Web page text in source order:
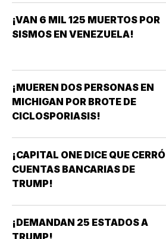
¡VAN 6 MIL 125 MUERTOS POR
SISMOS EN VENEZUELA!
¡MUEREN DOS PERSONAS EN
MICHIGAN POR BROTE DE
CICLOSPORIASIS!
¡CAPITAL ONE DICE QUE CERRÓ
CUENTAS BANCARIAS DE
TRUMP!
¡DEMANDAN 25 ESTADOS A
TRUMP!